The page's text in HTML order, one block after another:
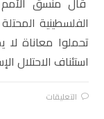
الفلسطينية
تحملوا معاناة
استئناف الاحتلال
التعليقات